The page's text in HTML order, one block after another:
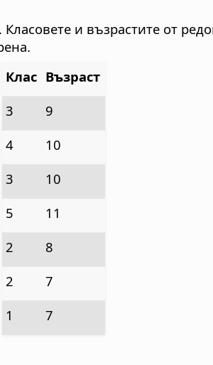
и възрастите от
Клас Възраст
3
9
4
10
3
10
5
11
2
8
2
7
1
7